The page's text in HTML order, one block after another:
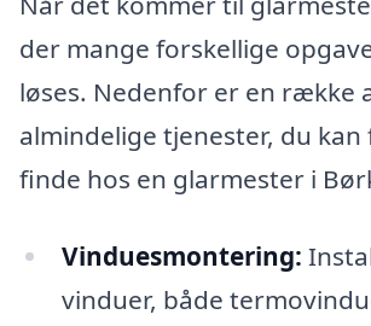
der mange forskellige
løses. Nedenfor er en række
almindelige tjenester, du
finde hos en glarmester i
Vinduesmontering:
vinduer, både